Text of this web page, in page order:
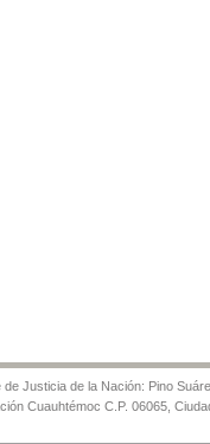
de Justicia de la Nación: Pino
Cuauhtémoc C.P. 06065,